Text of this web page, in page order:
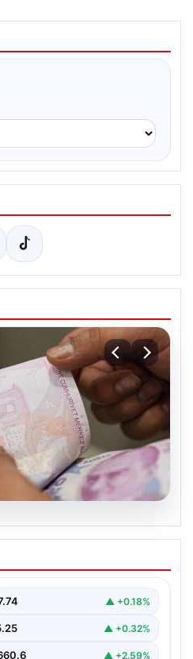
ne zaman yatacak?
emekli ikramiye
▲ +0.18%
▲ +0.32%
▲ +2.59%